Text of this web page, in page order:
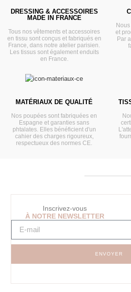
DRESSING & ACCESSOIRES
MADE IN FRANCE
Tous nos vêtements et accessoires
en tissu sont conçus et fabriqués en
France, dans notre atelier parisien.
Les tissus sont également enduits
en France.
et
Par
MATÉRIAUX DE QUALITÉ
Nos poupées sont fabriquées en
Espagne et garanties sans
phtalates. Elles bénéficient d'un
cahier des charges rigoureux,
respectueux des normes CE.
Inscrivez-vous
À NOTRE NEWSLETTER
ENVOYER